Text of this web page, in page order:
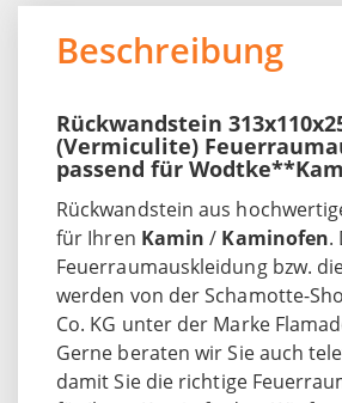
Beschreibung
Rückwandstein
(Vermiculite)
passend für
Rückwandstein aus
für Ihren Kamin/ Kaminofen.
Feuerraumauskleidung bzw.
werden von der Schamotte-
Co. KG unter der Marke
Gerne beraten wir Sie auch
damit Sie die richtige